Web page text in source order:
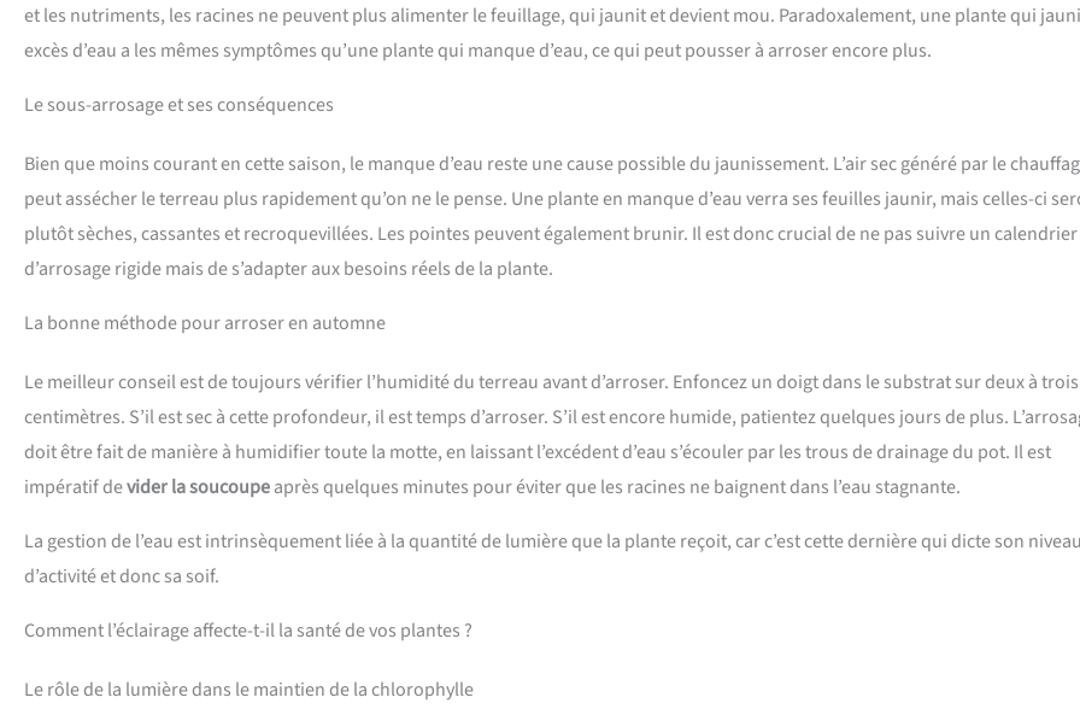
et les nutriments, les racines ne peuvent plus alimenter le feuillage, qui jaunit et devient mou. Paradoxalement, une plante qui
excès d’eau a les mêmes symptômes qu’une plante qui manque d’eau, ce qui peut pousser à arroser encore plus.
Le sous-arrosage et ses conséquences
Bien que moins courant en cette saison, le manque d’eau reste une cause possible du jaunissement. L’air sec généré par le
peut assécher le terreau plus rapidement qu’on ne le pense. Une plante en manque d’eau verra ses feuilles jaunir, mais celles-ci
plutôt sèches, cassantes et recroquevillées. Les pointes peuvent également brunir. Il est donc crucial de ne pas suivre un calendrier
d’arrosage rigide mais de s’adapter aux besoins réels de la plante.
La bonne méthode pour arroser en automne
Le meilleur conseil est de toujours vérifier l’humidité du terreau avant d’arroser. Enfoncez un doigt dans le substrat sur deux à trois
centimètres. S’il est sec à cette profondeur, il est temps d’arroser. S’il est encore humide, patientez quelques jours de plus.
doit être fait de manière à humidifier toute la motte, en laissant l’excédent d’eau s’écouler par les trous de drainage du pot. Il est
impératif devider la soucoupeaprès quelques minutes pour éviter que les racines ne baignent dans l’eau stagnante.
La gestion de l’eau est intrinsèquement liée à la quantité de lumière que la plante reçoit, car c’est cette dernière qui dicte son niveau
d’activité et donc sa soif.
Comment l’éclairage affecte-t-il la santé de vos plantes ?
Le rôle de la lumière dans le maintien de la chlorophylle